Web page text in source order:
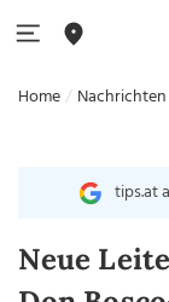
Home Nachrichten
tips.at
Neue